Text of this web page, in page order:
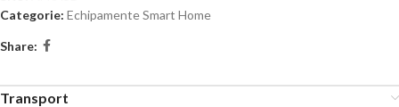
Categorie: Echipamente Smart Home
Share:
Transport